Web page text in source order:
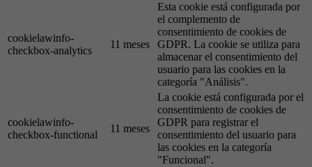
cookielawinfo-
checkbox-analytics
11 meses
Esta cookie está configurada por
el complemento de
consentimiento de cookies de
GDPR. La cookie se utiliza para
almacenar el consentimiento del
usuario para las cookies en la
categoría "Análisis".
cookielawinfo-
checkbox-functional
11 meses
La cookie está configurada por el
consentimiento de cookies de
GDPR para registrar el
consentimiento del usuario para
las cookies en la categoría
"Funcional".